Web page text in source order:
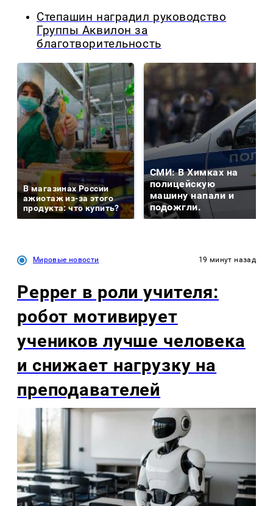
Степашин наградил руководство
Группы Аквилон за
благотворительность
В магазинах России
ажиотаж из-за этого
продукта: что купить?
СМИ: В Химках на
полицейскую
машину напали и
подожгли.
Мировые новости 19 минут назад
Pepper в роли учителя:
робот мотивирует
учеников лучше человека
и снижает нагрузку на
преподавателей